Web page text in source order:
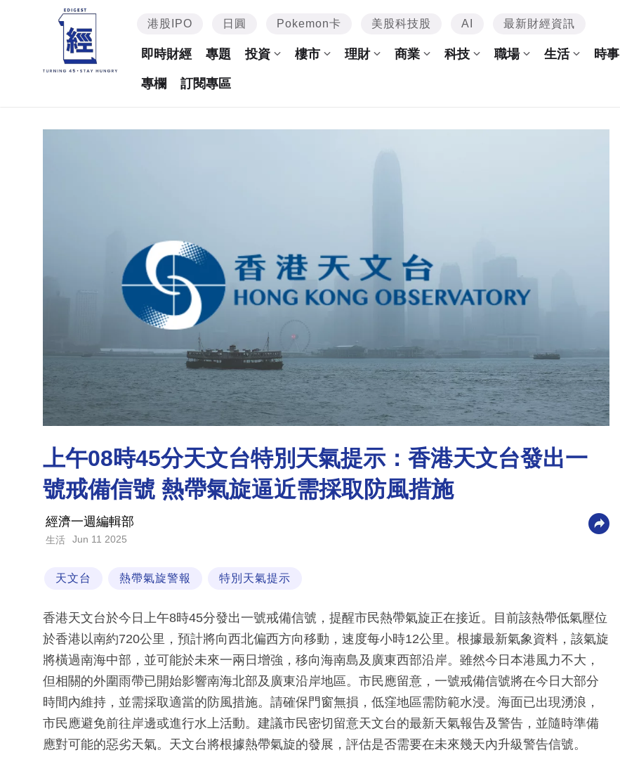
港股IPO 日圓 Pokemon卡 美股科技股 AI 最新財經資訊
即時財經 專題 投資 樓市 理財 商業 科技 職場 生活 時事
專欄 訂閱專區
上午08時45分天文台特別天氣提示：香港天文台發出一
號戒備信號 熱帶氣旋逼近需採取防風措施
經濟一週編輯部
生活 Jun 11 2025
天文台 熱帶氣旋警報 特別天氣提示
香港天文台於今日上午8時45分發出一號戒備信號，提醒市民熱帶氣旋正在接近。目前該熱帶低氣壓位
於香港以南約720公里，預計將向西北偏西方向移動，速度每小時12公里。根據最新氣象資料，該氣旋
將橫過南海中部，並可能於未來一兩日增強，移向海南島及廣東西部沿岸。雖然今日本港風力不大，
但相關的外圍雨帶已開始影響南海北部及廣東沿岸地區。市民應留意，一號戒備信號將在今日大部分
時間內維持，並需採取適當的防風措施。請確保門窗無損，低窪地區需防範水浸。海面已出現湧浪，
市民應避免前往岸邊或進行水上活動。建議市民密切留意天文台的最新天氣報告及警告，並隨時準備
應對可能的惡劣天氣。天文台將根據熱帶氣旋的發展，評估是否需要在未來幾天內升級警告信號。